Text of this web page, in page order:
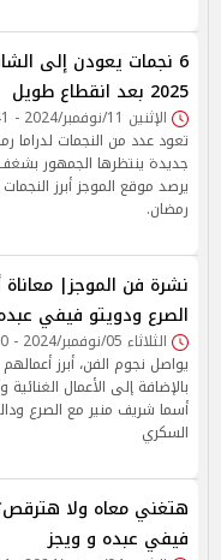
6 نجمات يعودن إلى
2025 بعد انقطاع طويل
الإثنين 11/نوفمبر/2024 - 10:41 ص
جديدة ينتظرها الجمهور
يرصد موقع الموجز أبرز
رمضان.
نشرة فن الموجز|
الصرع ودويتو فيفي
الثلاثاء 05/نوفمبر/2024 - 08:00 ص
يواصل نجوم الفن، أبرز
بالإضافة إلى الأعمال الغنائية
أسما شريف منير مع الصرع
السكري
هتغني معاه ولا
فيفي عبده و ويجز